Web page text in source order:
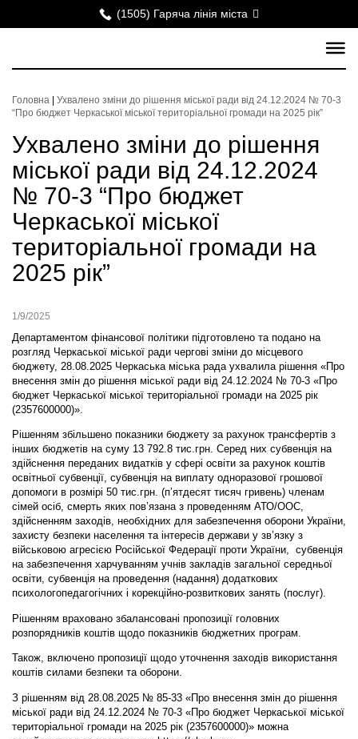
(1505) Гаряча лінія міста
Головна
Ухвалено зміни до рішення міської ради від 24.12.2024 № 70-3
“Про бюджет Черкаської міської територіальної громади на 2025 рік”
Ухвалено зміни до рішення
міської ради від 24.12.2024
№ 70-3 “Про бюджет
Черкаської міської
територіальної громади на
2025 рік”
1/9/2025
Департаментом фінансової політики підготовлено та подано на
розгляд Черкаської міської ради чергові зміни до місцевого
бюджету, 28.08.2025 Черкаська міська рада ухвалила рішення «Про
внесення змін до рішення міської ради від 24.12.2024 № 70-3 «Про
бюджет Черкаської міської територіальної громади на 2025 рік
(2357600000)».
Рішенням збільшено показники бюджету за рахунок трансфертів з
інших бюджетів на суму 13 792.8 тис.грн. Серед них субвенція на
здійснення переданих видатків у сфері освіти за рахунок коштів
освітньої субвенції, субвенція на виплату одноразової грошової
допомоги в розмірі 50 тис.грн. (п’ятдесят тисяч гривень) членам
сімей осіб, смерть яких пов’язана з проведенням АТО/ООС,
здійсненням заходів, необхідних для забезпечення оборони України,
захисту безпеки населення та інтересів держави у зв’язку з
військовою агресією Російської Федерації проти України, субвенція
на забезпечення харчуванням учнів закладів загальної середньої
освіти, субвенція на проведення (надання) додаткових
психологопедагогічних і корекційно-розвиткових занять (послуг).
Рішенням враховано збалансовані пропозиції головних
розпорядників коштів щодо показників бюджетних програм.
Також, включено пропозиції щодо уточнення заходів використання
коштів силами безпеки та оборони.
З рішенням від 28.08.2025 № 85-33 «Про внесення змін до рішення
міської ради від 24.12.2024 № 70-3 «Про бюджет Черкаської міської
територіальної громади на 2025 рік (2357600000)» можна